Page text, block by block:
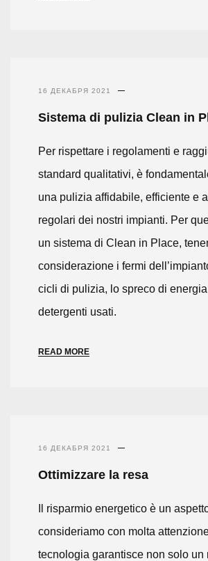
16 ДЕКАБРЯ 2021
Sistema di pulizia Clean in
Per rispettare i regolamenti e
standard qualitativi, è
una pulizia affidabile, efficiente e
regolari dei nostri impianti. Per
un sistema di Clean in Place,
considerazione i fermi
cicli di pulizia, lo spreco di
detergenti usati.
READ MORE
16 ДЕКАБРЯ 2021
Ottimizzare la resa
Il risparmio energetico è un
consideriamo con molta
tecnologia garantisce non solo un